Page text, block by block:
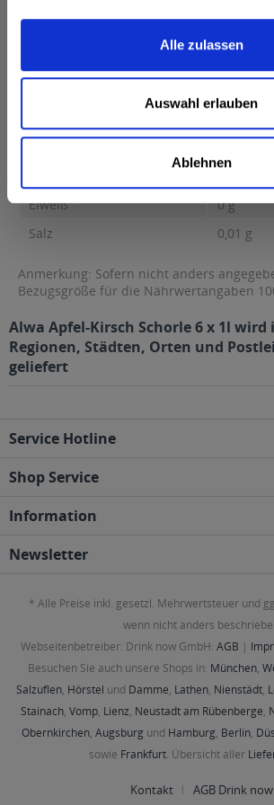
Alle zulassen
Auswahl erlauben
Ablehnen
Eiweiß
0 g
Salz
0,01 g
Anmerkung: Sofern nicht anders
Bezugsgröße für die Nährwertangaben
Alwa Apfel-Kirsch Schorle 6 x 1l wird
Regionen, Städten, Orten und
geliefert
Service Hotline
Shop Service
Information
Newsletter
* Alle Preise inkl. gesetzl. Mehrwertsteuer und
wenn nicht anders
Webseitenbetreiber: Drink now GmbH: AGB |
Besuchen Sie auch unsere Shops in: München,
Salzuflen, Hörstel und Damme, Lathen, Nienstädt,
Stainach, Vomp, Lienz, Neustadt am Rübenberge,
Obernkirchen, Augsburg und Hamburg, Berlin,
sowie Frankfurt. Übersicht aller
Kontakt AGB Drink now